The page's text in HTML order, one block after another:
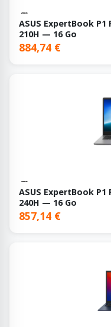
ASUS ExpertBook P1
210H — 16 Go
884,74 €
ASUS ExpertBook P1
240H — 16 Go
857,14 €